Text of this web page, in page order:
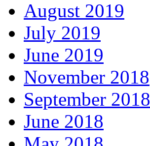
August 2019
July 2019
June 2019
November 2018
September 2018
June 2018